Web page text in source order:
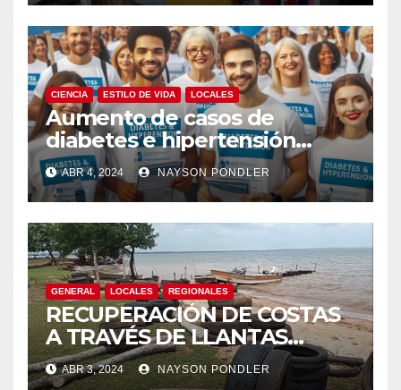
CIENCIA ESTILO DE VIDA LOCALES
Aumento de casos de
diabetes e hipertensión
arterial en Nicaragua￼
ABR 4, 2024 NAYSON PONDLER
GENERAL LOCALES REGIONALES
RECUPERACIÓN DE COSTAS
A TRAVÉS DE LLANTAS
RECICLADAS
ABR 3, 2024 NAYSON PONDLER